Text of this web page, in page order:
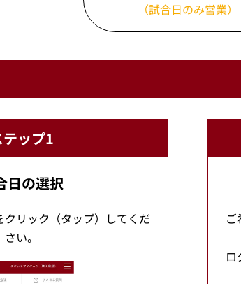
（試合日のみ営業）
テップ1
日の選択
リック（タップ）してくだ
さい。
ご